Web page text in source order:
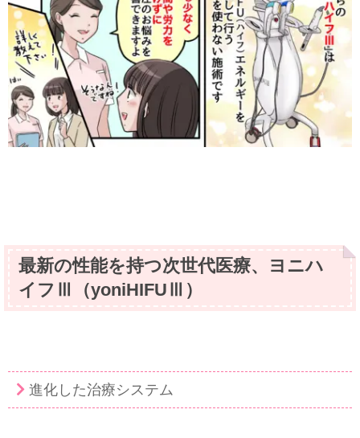
最新の性能を持つ次世代医療、ヨニハ
イフⅢ（yoniHIFUⅢ）
進化した治療システム